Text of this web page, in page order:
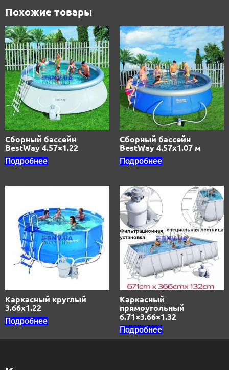
Похожие товары
Сборный бассейн
BestWay 4.57×1.22
Подробнее
Сборный бассейн
BestWay 4.57х1.07 м
Подробнее
Каркасный круглый
3.66х1.22
Подробнее
Каркасный
прямоугольный
6.71×3.66×1.32
Подробнее